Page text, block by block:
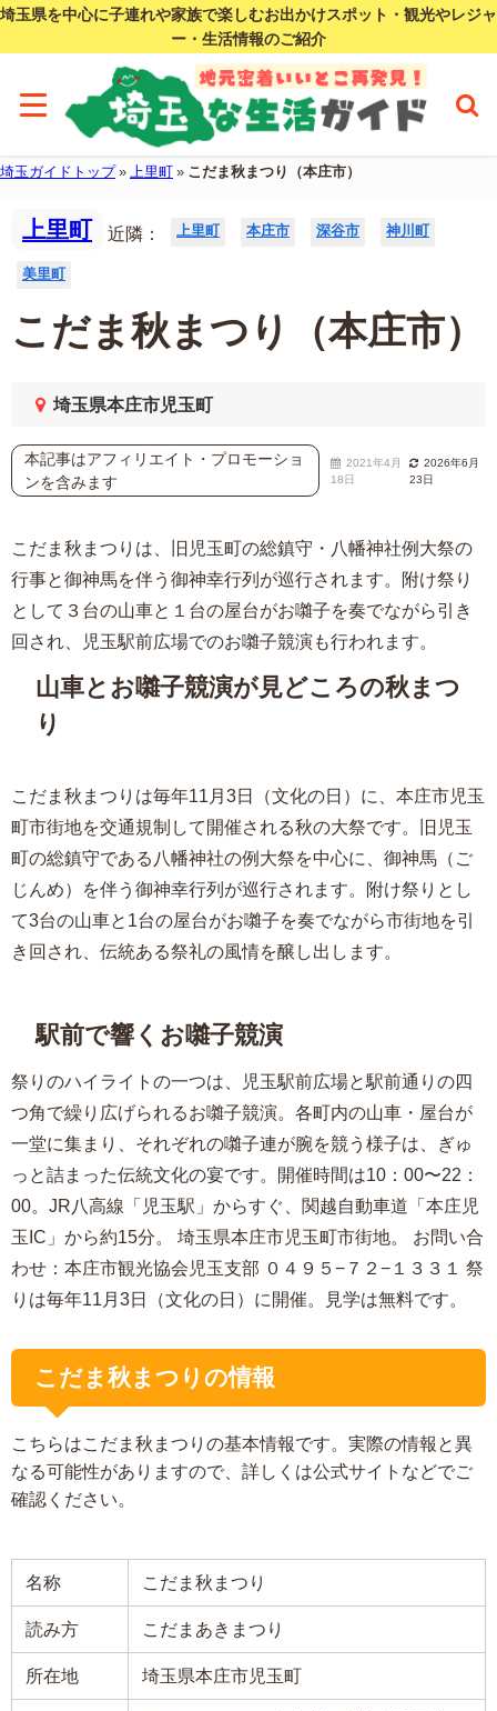
埼玉県を中心に子連れや家族で楽しむお出かけスポット・観光やレジャ
ー・生活情報のご紹介
埼玉ガイドトップ» 上里町 » こだま秋まつり（本庄市）
上里町 近隣： 上里町 本庄市 深谷市 神川町
美里町
こだま秋まつり（本庄市）
埼玉県本庄市児玉町
本記事はアフィリエイト・プロモーショ
ンを含みます
2021年4月
18日
2026年6月
23日
こだま秋まつりは、旧児玉町の総鎮守・八幡神社例大祭の
行事と御神馬を伴う御神幸行列が巡行されます。附け祭り
として３台の山車と１台の屋台がお囃子を奏でながら引き
回され、児玉駅前広場でのお囃子競演も行われます。
山車とお囃子競演が見どころの秋まつ
り
こだま秋まつりは毎年11月3日（文化の日）に、本庄市児玉
町市街地を交通規制して開催される秋の大祭です。旧児玉
町の総鎮守である八幡神社の例大祭を中心に、御神馬（ご
じんめ）を伴う御神幸行列が巡行されます。附け祭りとし
て3台の山車と1台の屋台がお囃子を奏でながら市街地を引
き回され、伝統ある祭礼の風情を醸し出します。
駅前で響くお囃子競演
祭りのハイライトの一つは、児玉駅前広場と駅前通りの四
つ角で繰り広げられるお囃子競演。各町内の山車・屋台が
一堂に集まり、それぞれの囃子連が腕を競う様子は、ぎゅ
っと詰まった伝統文化の宴です。開催時間は10：00〜22：
00。JR八高線「児玉駅」からすぐ、関越自動車道「本庄児
玉IC」から約15分。 埼玉県本庄市児玉町市街地。 お問い合
わせ：本庄市観光協会児玉支部 ０４９５−７２−１３３１ 祭
りは毎年11月3日（文化の日）に開催。見学は無料です。
こだま秋まつりの情報
こちらはこだま秋まつりの基本情報です。実際の情報と異
なる可能性がありますので、詳しくは公式サイトなどでご
確認ください。
名称 こだま秋まつり
読み方 こだまあきまつり
所在地 埼玉県本庄市児玉町